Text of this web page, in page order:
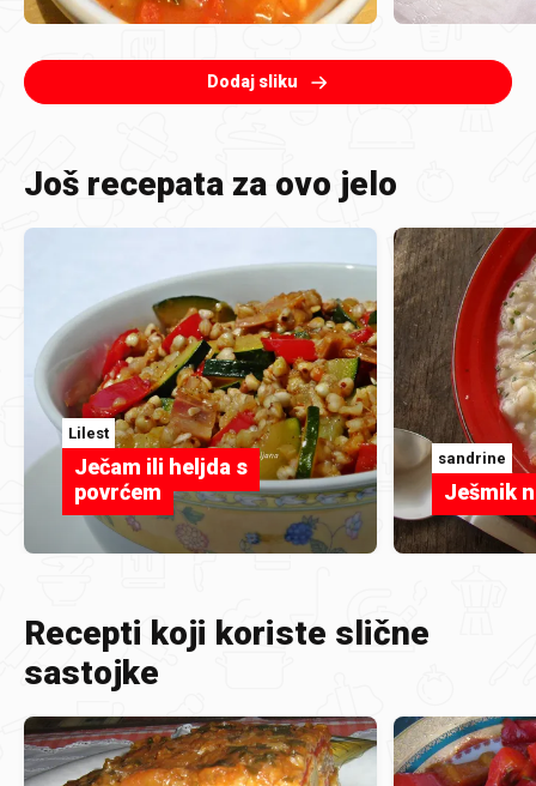
Dodaj sliku
Još recepata za ovo jelo
Lilest
Ječam ili heljda s
povrćem
sandrine
Ješmik
Recepti koji koriste slične
sastojke